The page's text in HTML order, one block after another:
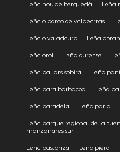
Leña nou de berguedà Leña
Leña o barco de valdeorras
Leña o valadouro Leña
Leña orol Leña ourense
Leña pallars sobirá Leña
Leña para barbacoa Leña
Leña paradela Leña parla
Leña parque regional de la
manzanares sur
Leña pastoriza Leña piera